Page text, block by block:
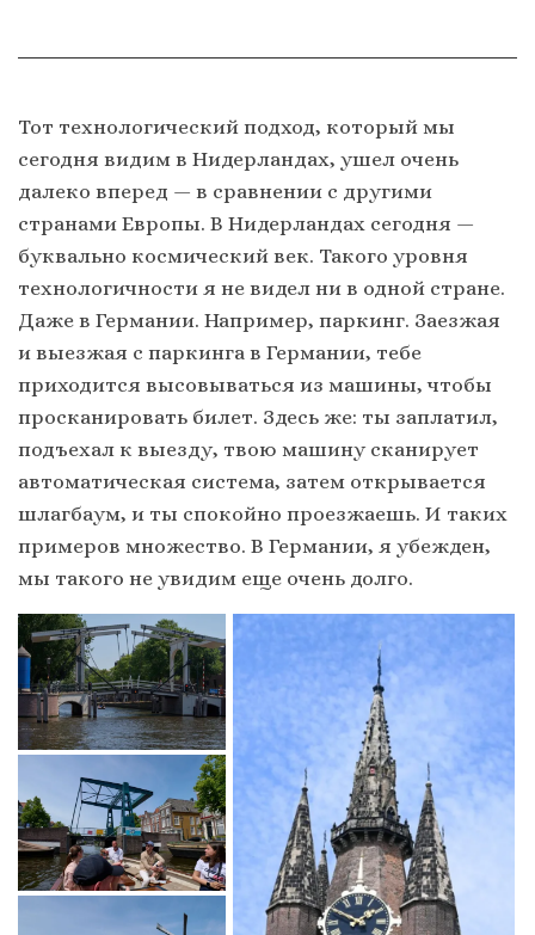
Тот технологический подход, который мы
сегодня видим в Нидерландах, ушел очень
далеко вперед — в сравнении с другими
странами Европы. В Нидерландах сегодня —
буквально космический век. Такого уровня
технологичности я не видел ни в одной стране.
Даже в Германии. Например, паркинг. Заезжая
и выезжая с паркинга в Германии, тебе
приходится высовываться из машины, чтобы
просканировать билет. Здесь же: ты заплатил,
подъехал к выезду, твою машину сканирует
автоматическая система, затем открывается
шлагбаум, и ты спокойно проезжаешь. И таких
примеров множество. В Германии, я убежден,
мы такого не увидим еще очень долго.